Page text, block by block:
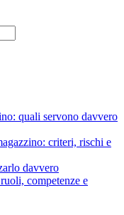
quali servono davvero
criteri, rischi e
davvero
competenze e